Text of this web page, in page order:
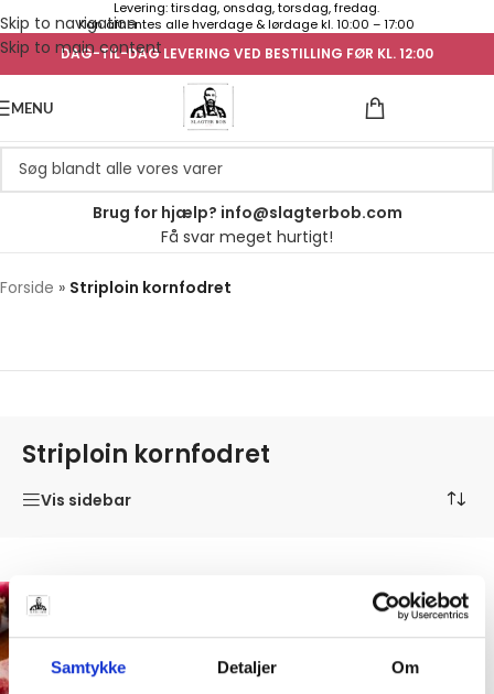
Samtykke Detaljer Om
Skip to navigation
Skip to main content
Levering: tirsdag, onsdag, torsdag, fredag.
Kan afhentes alle hverdage & lørdage kl. 10:00 – 17:00
DAG-TIL-DAG LEVERING VED BESTILLING FØR KL. 12:00
MENU
Brug for hjælp? info@slagterbob.com
Få svar meget hurtigt!
Forside » Striploin kornfodret
Striploin kornfodret
Vis sidebar